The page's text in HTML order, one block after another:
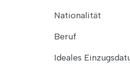
Nationalität
Beruf
Ideales